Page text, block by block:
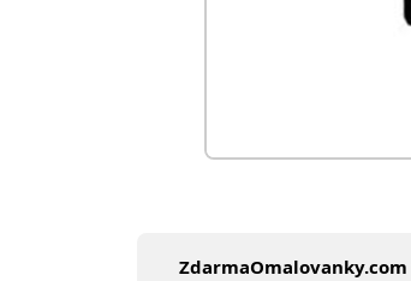
ZdarmaOmalovanky.com